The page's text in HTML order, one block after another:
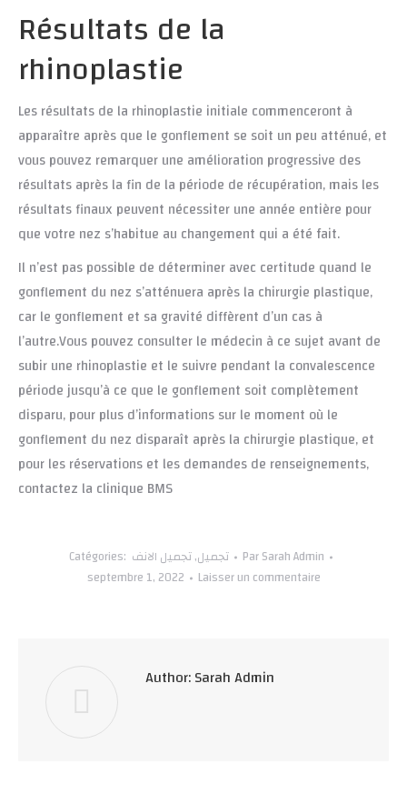
Résultats de la
rhinoplastie
Les résultats de la rhinoplastie initiale commenceront à
apparaître après que le gonflement se soit un peu atténué, et
vous pouvez remarquer une amélioration progressive des
résultats après la fin de la période de récupération, mais les
résultats finaux peuvent nécessiter une année entière pour
que votre nez s’habitue au changement qui a été fait.
Il n’est pas possible de déterminer avec certitude quand le
gonflement du nez s’atténuera après la chirurgie plastique,
car le gonflement et sa gravité diffèrent d’un cas à
l’autre.Vous pouvez consulter le médecin à ce sujet avant de
subir une rhinoplastie et le suivre pendant la convalescence
période jusqu’à ce que le gonflement soit complètement
disparu, pour plus d’informations sur le moment où le
gonflement du nez disparaît après la chirurgie plastique, et
pour les réservations et les demandes de renseignements,
contactez la clinique BMS
Catégories: تجميل,تجميل الانف ParSarah Admin
septembre 1, 2022
Laisser un commentaire
Author:Sarah Admin